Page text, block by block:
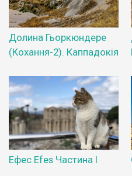
Долина Гьоркюндере
(Кохання-2). Каппадокія
Ефес Efes Частина І